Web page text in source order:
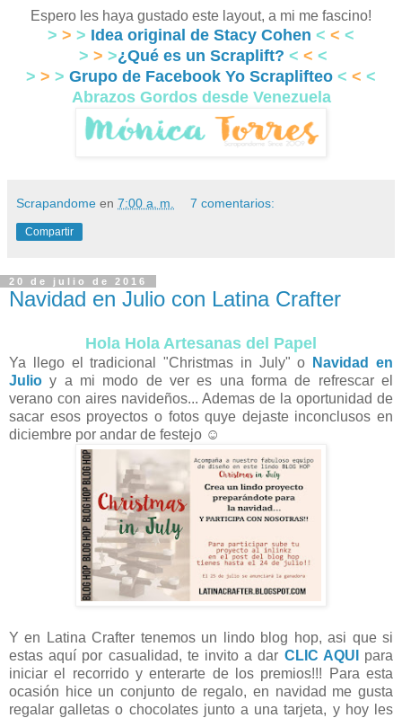
Espero les haya gustado este layout, a mi me fascino!
> > > Idea original de Stacy Cohen < < <
> > >¿Qué es un Scraplift? < < <
> > > Grupo de Facebook Yo Scraplifteo < < <
Abrazos Gordos desde Venezuela
Scrapandome en 7:00 a. m. 7 comentarios:
Compartir
20 de julio de 2016
Navidad en Julio con Latina Crafter
Hola Hola Artesanas del Papel
Ya llego el tradicional "Christmas in July" o
Navidad en
Julio y a mi modo de ver es una forma de refrescar el
verano con aires navideños... Ademas de la oportunidad de
sacar esos proyectos o fotos quye dejaste inconclusos en
diciembre por andar de festejo ☺
Y en Latina Crafter tenemos un lindo blog hop, asi que si
estas aquí por casualidad, te invito a dar CLIC AQUI
para
iniciar el recorrido y enterarte de los premios!!! Para esta
ocasión hice un conjunto de regalo, en navidad me gusta
regalar galletas o chocolates junto a una tarjeta, y hoy les